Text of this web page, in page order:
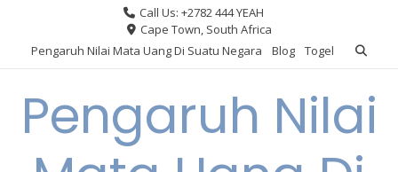
content
Call Us: +2782 444 YEAH
Cape Town, South Africa
Pengaruh Nilai Mata Uang Di Suatu Negara
Blog Togel
Pengaruh Nilai